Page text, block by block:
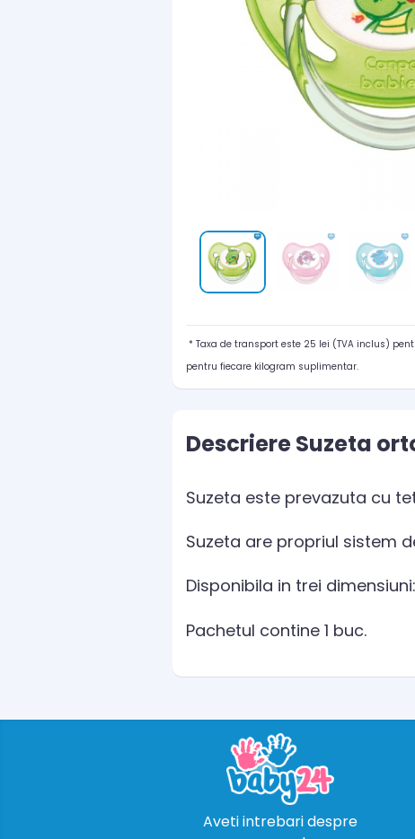
* Taxa de transport este 25 lei (TVA inclus)
pentru fiecare kilogram suplimentar.
Descriere Suzeta
Suzeta este prevazuta cu
Suzeta are propriul sistem
Disponibila in trei
Pachetul contine 1 buc.
Aveti intrebari despre